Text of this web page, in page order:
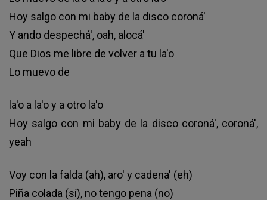
Hoy salgo con mi baby de la disco coroná'
Y ando despechá', oah, alocá'
Que Dios me libre de volver a tu la'o
Lo muevo de
la'o a la'o y a otro la'o
Hoy salgo con mi baby de la disco coroná', coroná',
yeah
Voy con la falda (ah), aro' y cadena' (eh)
Piña colada (sí), no tengo pena (no)